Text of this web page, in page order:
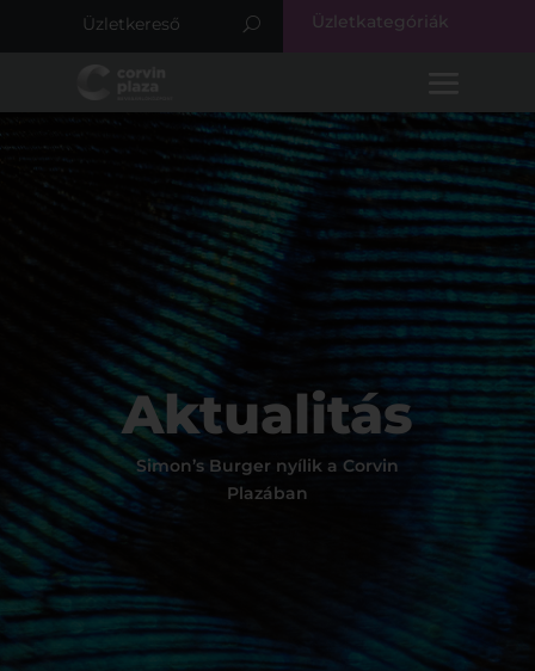
Üzletkategóriák
Aktualitás
Simon’s Burger nyílik a Corvin
Plazában